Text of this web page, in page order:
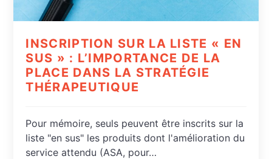
INSCRIPTION SUR LA LISTE « EN
SUS » : L’IMPORTANCE DE LA
PLACE DANS LA STRATÉGIE
THÉRAPEUTIQUE
Pour mémoire, seuls peuvent être inscrits sur la
liste "en sus" les produits dont l'amélioration du
service attendu (ASA, pour…